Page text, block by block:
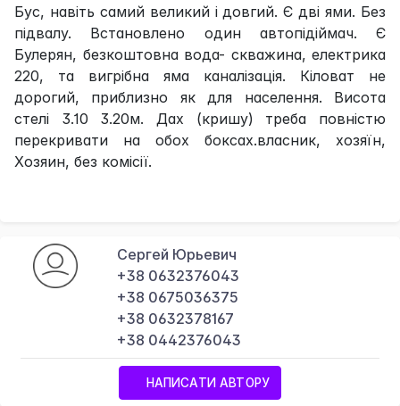
Бус, навіть самий великий і довгий. Є дві ями. Без
підвалу. Встановлено один автопідіймач. Є
Булерян, безкоштовна вода- скважина, електрика
220, та вигрібна яма каналізація. Кіловат не
дорогий, приблизно як для населення. Висота
стелі 3.10 3.20м. Дах (кришу) треба повністю
перекривати на обох боксах.власник, хозяїн,
Хозяин, без комісії.
Сергей Юрьевич
+38 0632376043
+38 0675036375
+38 0632378167
+38 0442376043
НАПИСАТИ АВТОРУ